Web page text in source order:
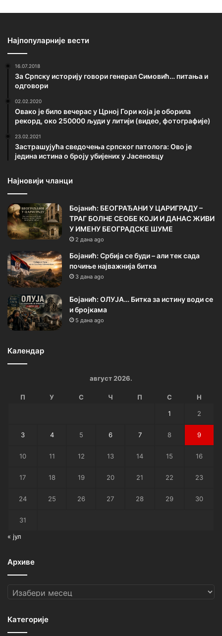
Најпопуларније вести
16.07.2018
За Српску историју говори генерал Симовић… питања и
одговори
02.02.2020
Овако је било вечерас у Црној Гори која је оборила
рекорд, око 250000 људи у литији (видео, фотографије)
23.02.2021
Застрашујућа сведочења српског патолога: Ово је
једина истина о броју убијених у Јасеновцу
Најновији чланци
Бојанић: БЕОГРАЂАНИ У ЦАРИГРАДУ –
ТРАГ БОЛНЕ СЕОБЕ КОЈИ И ДАНАС ЖИВИ
У ИМЕНУ БЕОГРАДСКЕ ШУМЕ
2 дана ago
Бојанић: Србија се буди – али тек сада
почиње најважнија битка
3 дана ago
Бојанић: ОЛУЈА… Битка за истину води се
и бројкама
5 дана ago
Календар
август 2026.
П У С Ч П С Н
1 2
3 4 5 6 7 8 9
10 11 12 13 14 15 16
17 18 19 20 21 22 23
24 25 26 27 28 29 30
31
« јул
Архиве
Архиве
Категорије